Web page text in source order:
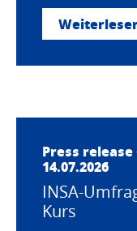
Press release
14.07.2026
INSA-
Kurs